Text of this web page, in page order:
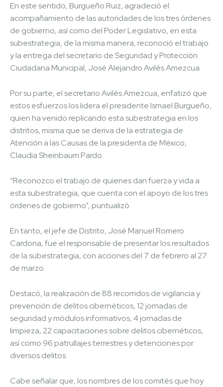
En este sentido, Burgueño Ruiz, agradeció el
acompañamiento de las autoridades de los tres órdenes
de gobierno, así como del Poder Legislativo, en esta
subestrategia, de la misma manera, reconoció el trabajo
y la entrega del secretario de Seguridad y Protección
Ciudadana Municipal, José Alejandro Avilés Amezcua.
Por su parte, el secretario Avilés Amezcua, enfatizó que
estos esfuerzos los lidera el presidente Ismael Burgueño,
quien ha venido replicando esta subestrategia en los
distritos, misma que se deriva de la estrategia de
Atención a las Causas de la presidenta de México,
Claudia Sheinbaum Pardo.
“Reconozco el trabajo de quienes dan fuerza y vida a
esta subestrategia, que cuenta con el apoyo de los tres
órdenes de gobierno”, puntualizó.
En tanto, el jefe de Distrito, José Manuel Romero
Cardona, fue el responsable de presentar los resultados
de la subestrategia, con acciones del 7 de febrero al 27
de marzo.
Destacó, la realización de 88 recorridos de vigilancia y
prevención de delitos cibernéticos, 12 jornadas de
seguridad y módulos informativos, 4 jornadas de
limpieza, 22 capacitaciones sobre delitos cibernéticos,
así como 96 patrullajes terrestres y detenciones por
diversos delitos.
Cabe señalar que, los nombres de los comités que hoy